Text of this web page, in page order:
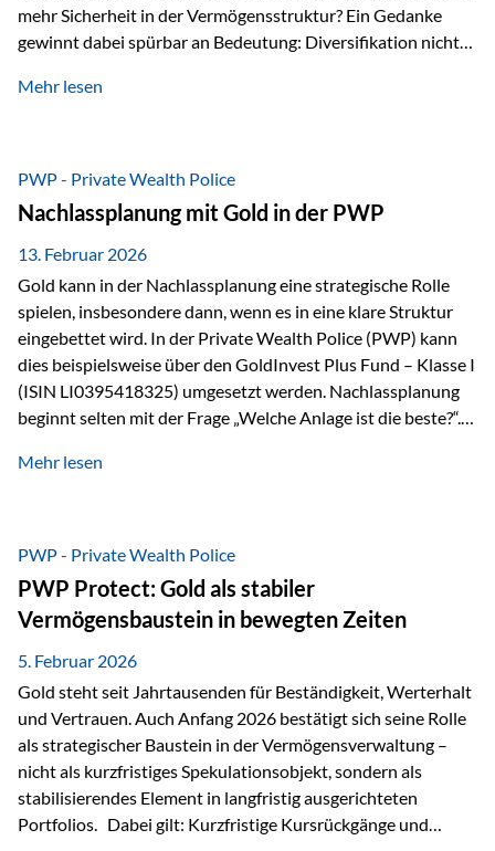
mehr Sicherheit in der Vermögensstruktur? Ein Gedanke
gewinnt dabei spürbar an Bedeutung: Diversifikation nicht
Wer Vermögen ausschließlich in einem Rechtsraum
Liechtenstein eine Rolle spielen: außerhalb der EU, ohne
Euro, mit einem eigenständigen Rechts- und Finanzplatz.
Und genau an dieser Stelle setzt der 3-Zellenschutz an –…
Mehr lesen
PWP - Private Wealth Police
Nachlassplanung mit Gold in der PWP
13. Februar 2026
Gold kann in der Nachlassplanung eine strategische Rolle
spielen, insbesondere dann, wenn es in eine klare Struktur
eingebettet wird. In der Private Wealth Police (PWP) kann
dies beispielsweise über den GoldInvest Plus Fund – Klasse I
(ISIN LI0395418325) umgesetzt werden. Nachlassplanung
beginnt selten mit der Frage „Welche Anlage ist die beste?“.
was bekommen – wann – und in welcher Struktur?Und vor
bei größeren Vermögen ist das entscheidend.
Mehr lesen
PWP - Private Wealth Police
PWP Protect: Gold als stabiler
Vermögensbaustein in bewegten Zeiten
5. Februar 2026
Gold steht seit Jahrtausenden für Beständigkeit, Werterhalt
und Vertrauen. Auch Anfang 2026 bestätigt sich seine Rolle
als strategischer Baustein in der Vermögensverwaltung –
nicht als kurzfristiges Spekulationsobjekt, sondern als
stabilisierendes Element in langfristig ausgerichteten
Portfolios. Dabei gilt: Kurzfristige Kursrückgänge und